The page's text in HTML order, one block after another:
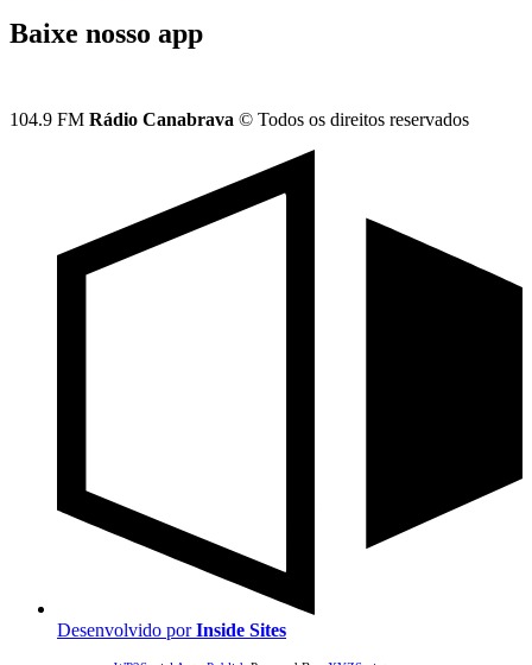
Baixe nosso app
104.9 FM Rádio Canabrava © Todos os direitos reservados
Desenvolvido porInside Sites